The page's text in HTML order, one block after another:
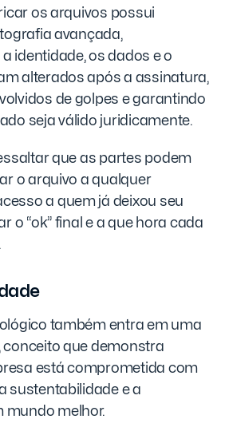
os arquivos possui
avançada,
identidade, os dados e o
alterados após a assinatura,
de golpes e garantindo
seja válido juridicamente.
que as partes podem
o arquivo a qualquer
a quem já deixou seu
o “ok” final e a que hora cada
também entra em uma
conceito que demonstra
está comprometida com
sustentabilidade e a
mundo melhor.